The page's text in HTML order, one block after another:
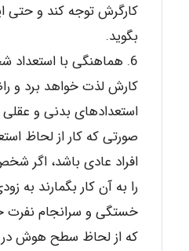
کارگرش توجه کند و حتی
بگوید.
هماهنگی با
کارش لذت خواهد برد و
استعدادهای بدنی و
صورتی که کار از لحاظ
افراد عادی باشد، اگر
را به آن کار بگمارند به
خستگی و سرانجام
که از لحاظ سطح هوش در